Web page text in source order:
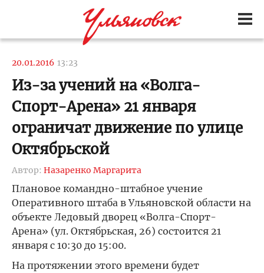
20.01.2016 13:23
Из-за учений на «Волга-
Спорт-Арена» 21 января
ограничат движение по улице
Октябрьской
Автор: Назаренко Маргарита
Плановое командно-штабное учение
Оперативного штаба в Ульяновской области на
объекте Ледовый дворец «Волга-Спорт-
Арена» (ул. Октябрьская, 26) состоится 21
января с 10:30 до 15:00.
На протяжении этого времени будет